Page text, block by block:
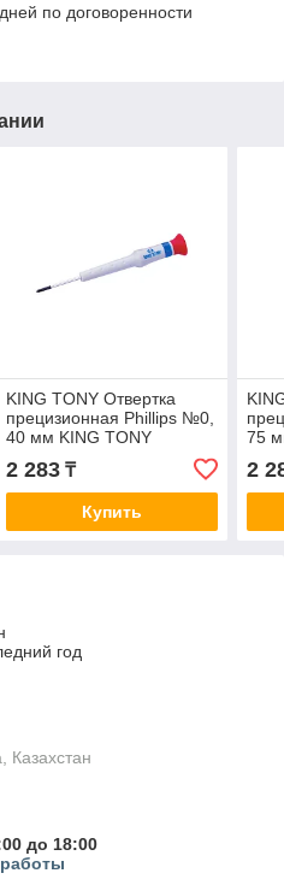
по договоренности
KING TONY Отвертка
прецизионная Phillips №0,
40 мм KING TONY
2 283₸
Купить
75
2
год
Казахстан
до 18:00